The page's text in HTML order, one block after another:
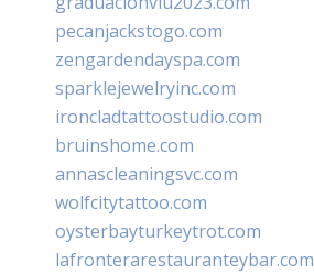
pecanjackstogo.com
zengardendayspa.com
sparklejewelryinc.com
ironcladtattoostudio.com
bruinshome.com
annascleaningsvc.com
wolfcitytattoo.com
oysterbayturkeytrot.com
lafronterarestauranteybar.com